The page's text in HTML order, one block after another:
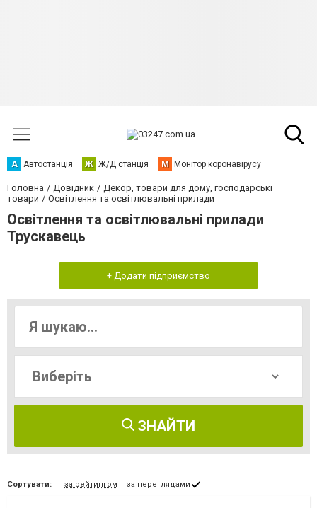
А Автостанція Ж Ж/Д станція М Монітор коронавірусу
Головна Довідник
Декор, товари для дому, господарські
товари
Освітлення та освітлювальні прилади
Освітлення та освітлювальні прилади
Трускавець
+ Додати підприємство
ЗНАЙТИ
Сортувати: за рейтингом за переглядами